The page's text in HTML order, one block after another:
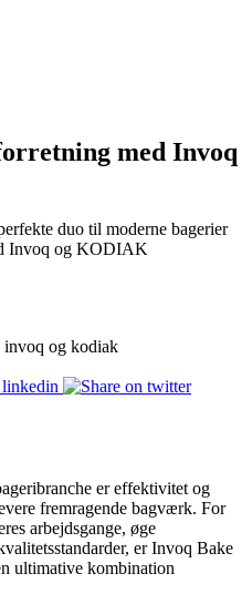
med Invoq
duo til moderne bagerier
Invoq og KODIAK
invoq og kodiak
er effektivitet og
fremragende bagværk. For
arbejdsgange, øge
er Invoq Bake
ultimative kombination